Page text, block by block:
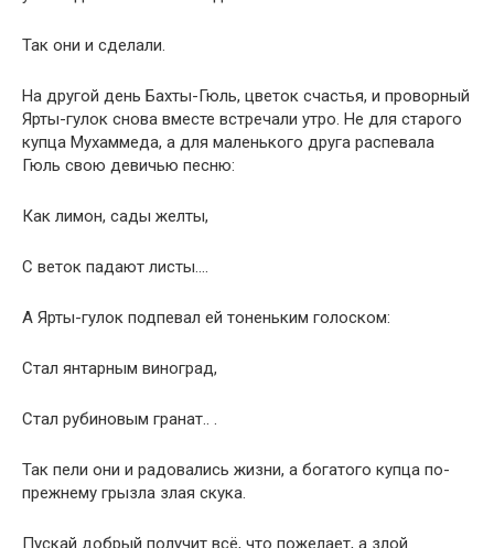
Так они и сделали.
На другой день Бахты-Гюль, цветок счастья, и проворный
Ярты-гулок снова вместе встречали утро. Не для старого
купца Мухаммеда, а для маленького друга распевала
Гюль свою девичью песню:
Как лимон, сады желты,
С веток падают листы….
А Ярты-гулок подпевал ей тоненьким голоском:
Стал янтарным виноград,
Стал рубиновым гранат.. .
Так пели они и радовались жизни, а богатого купца по-
прежнему грызла злая скука.
Пускай добрый получит всё, что пожелает, а злой